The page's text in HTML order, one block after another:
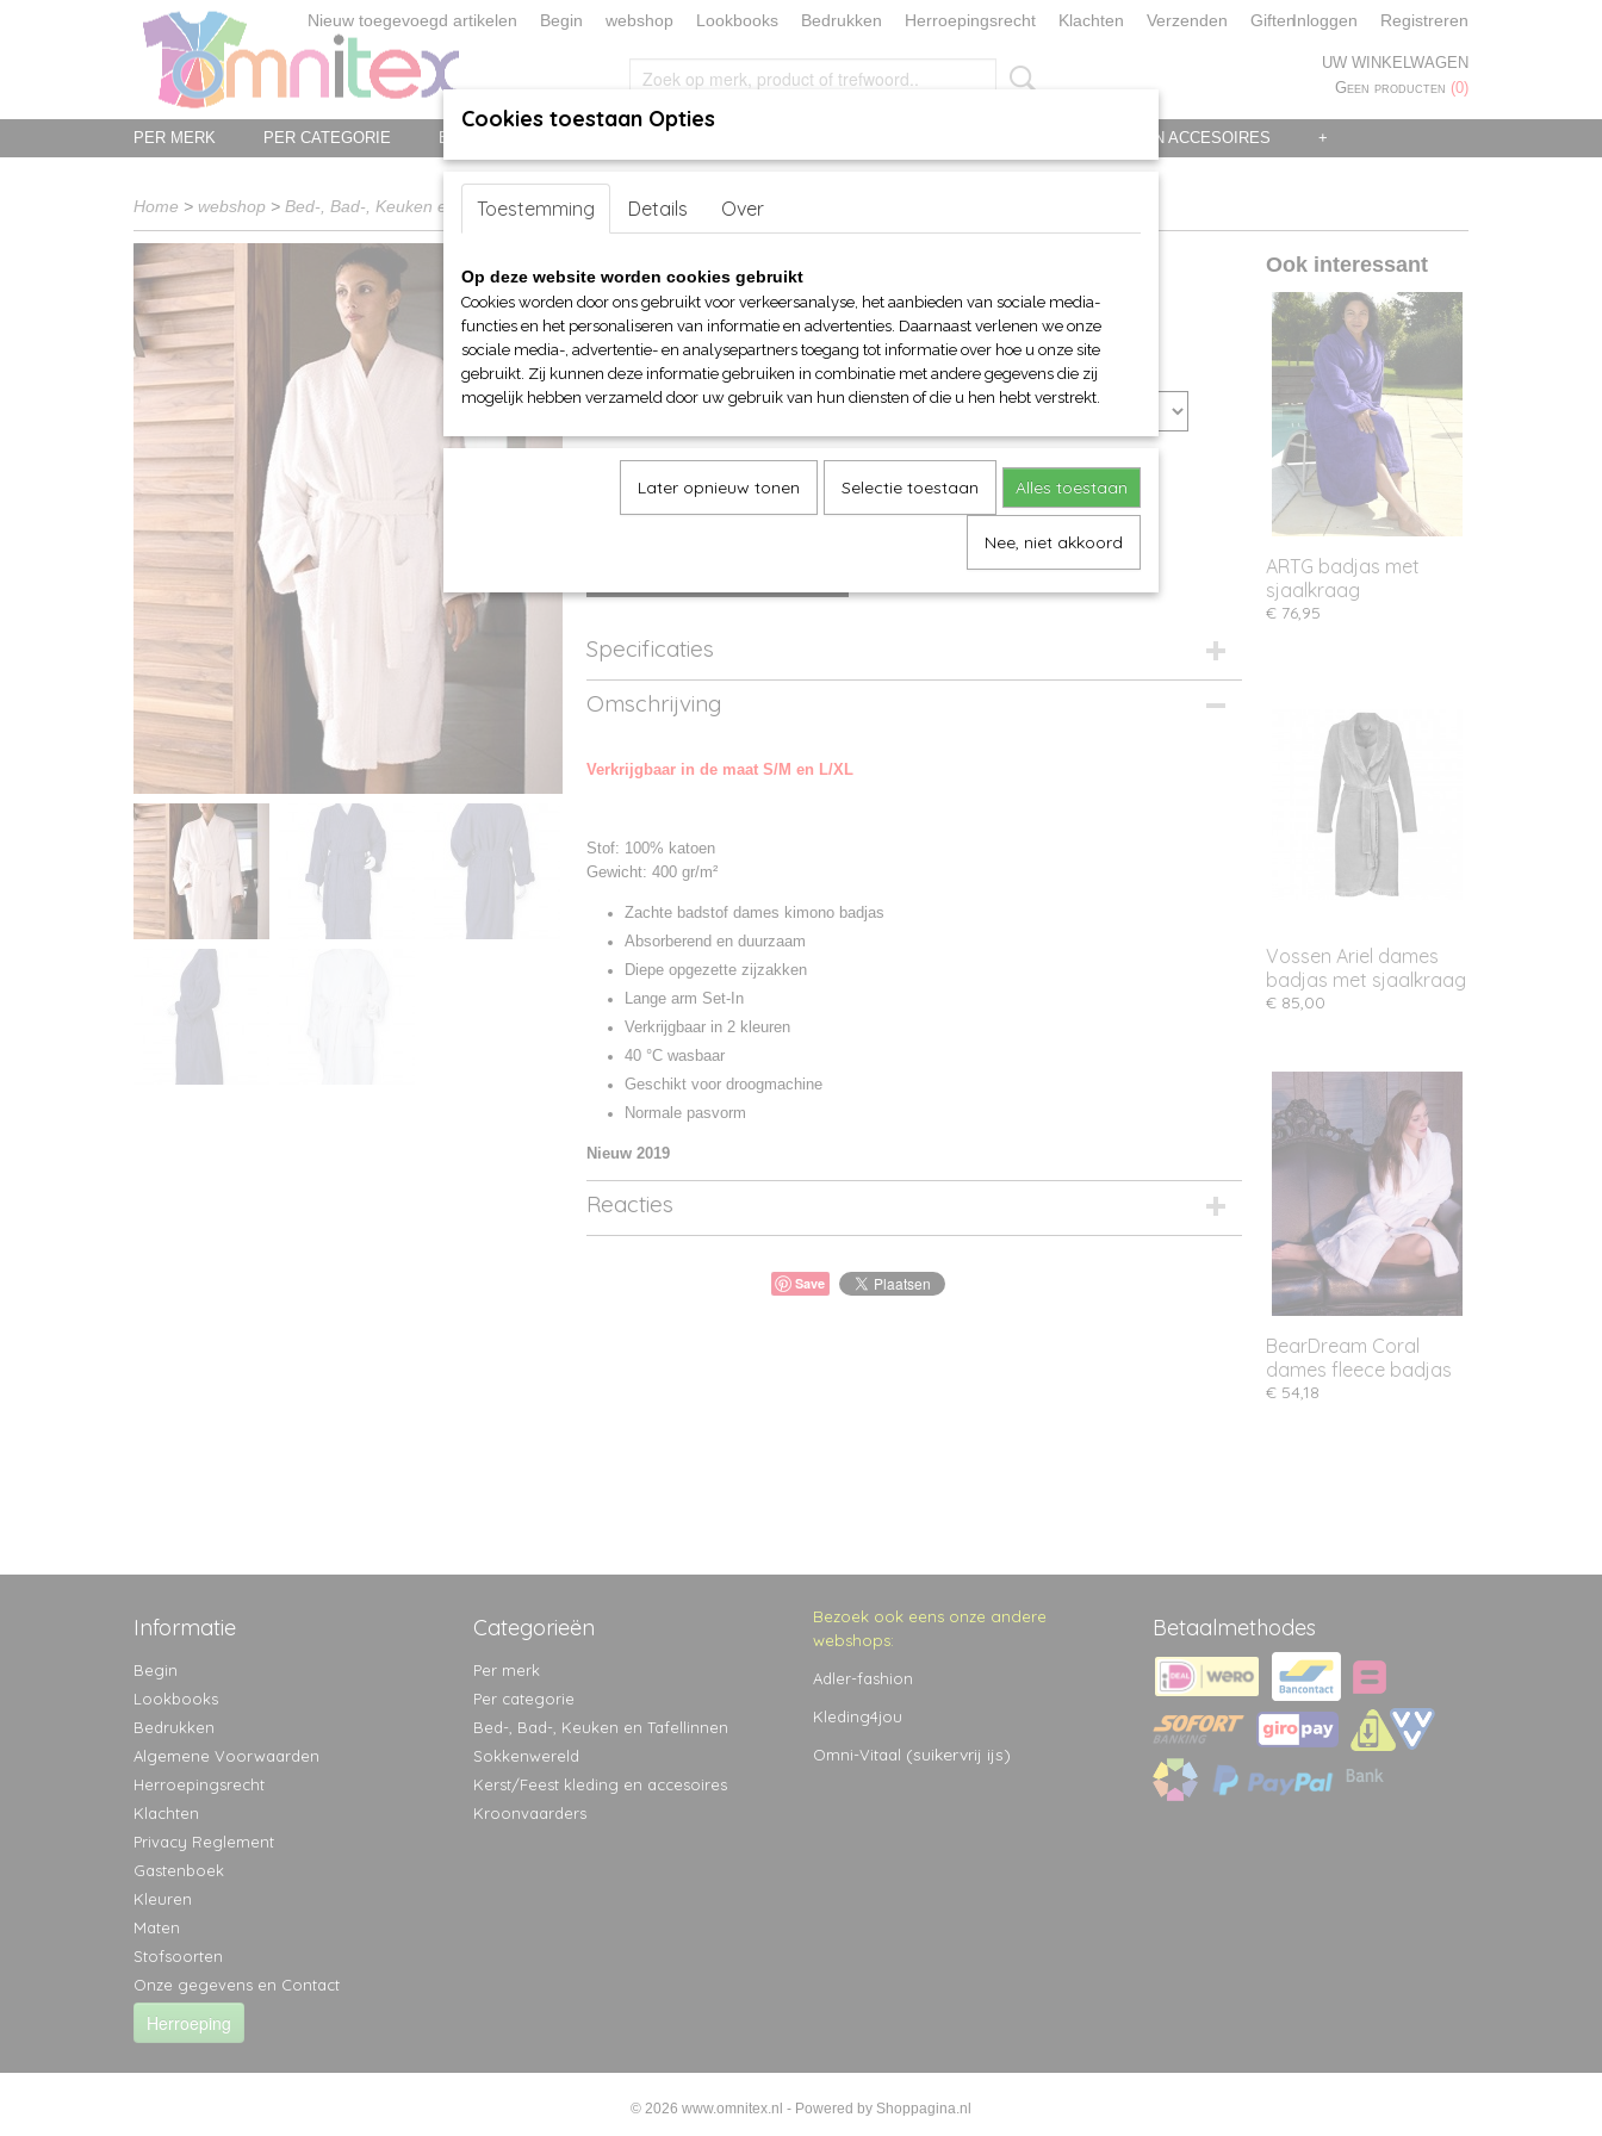
Nieuw toegevoegd artikelen Begin webshop Lookbooks Bedrukken Herroepingsrecht Klachten Verzenden GiftenInloggen Registreren
UW WINKELWAGEN
Geen producten (0)
PER MERK PER CATEGORIE BED-, BAD-, KEUKEN EN TAFELLINNEN KERST/FEEST KLEDING EN ACCESOIRES +
Home > webshop > Bed-, Bad-, Keuken en Tafellinnen>Badjassen> TC dames kimono badjas
TC dames kimono badjas
€ 60,45 (inclusief btw 21%)
Maat Kleur
Specificaties
Productcode
Productcode leverancier
Omschrijving
Verkrijgbaar in de maat S/M en L/XL
Stof: 100% katoen
Gewicht: 400 gr/m²
Zachte badstof dames kimono badjas
Absorberend en duurzaam
Diepe opgezette zijzakken
Lange arm Set-In
Verkrijgbaar in 2 kleuren
40 °C wasbaar
Geschikt voor droogmachine
Normale pasvorm
Nieuw 2019
Reacties
Save
Ook interessant
ARTG badjas met
sjaalkraag
€ 76,95
Vossen Ariel dames
badjas met sjaalkraag
€ 85,00
BearDream Coral
dames fleece badjas
€ 54,18
Informatie
Begin
Lookbooks
Bedrukken
Algemene Voorwaarden
Herroepingsrecht
Klachten
Privacy Reglement
Gastenboek
Kleuren
Maten
Stofsoorten
Onze gegevens en Contact
Herroeping
Categorieën
Per merk
Per categorie
Bed-, Bad-, Keuken en Tafellinnen
Sokkenwereld
Kerst/Feest kleding en accesoires
Kroonvaarders
Bezoek ook eens onze andere
webshops:
Adler-fashion
Kleding4jou
Omni-Vitaal (suikervrij ijs)
Betaalmethodes
© 2026 www.omnitex.nl - Powered by Shoppagina.nl
Cookies toestaan Opties
Toestemming Details Over
Op deze website worden cookies gebruikt
Cookies worden door ons gebruikt voor verkeersanalyse, het aanbieden van sociale media-
functies en het personaliseren van informatie en advertenties. Daarnaast verlenen we onze
sociale media-, advertentie- en analysepartners toegang tot informatie over hoe u onze site
gebruikt. Zij kunnen deze informatie gebruiken in combinatie met andere gegevens die zij
mogelijk hebben verzameld door uw gebruik van hun diensten of die u hen hebt verstrekt.
Later opnieuw tonen Selectie toestaan Alles toestaan
Nee, niet akkoord